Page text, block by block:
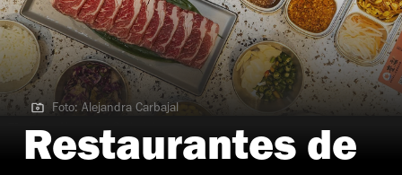
Foto: Alejandra Carbajal
Foto: Alejandra Carbajal
Restaurantes de